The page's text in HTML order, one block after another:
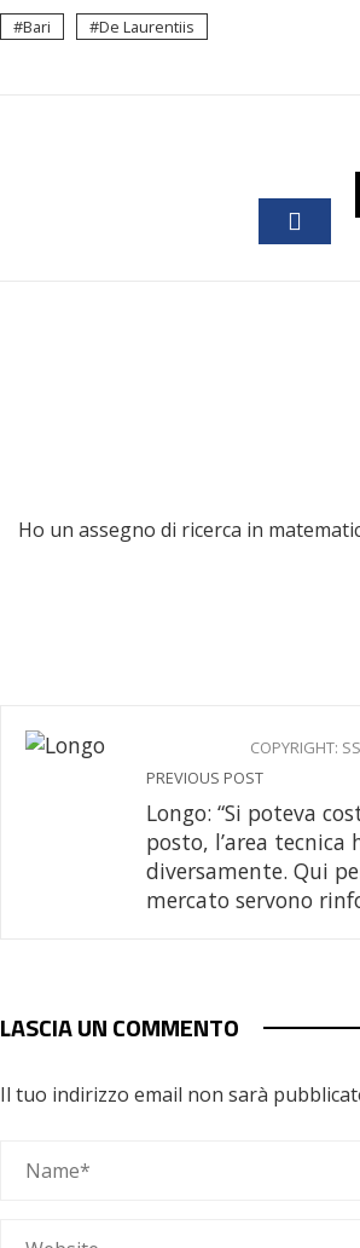
Bari De Laurentiis
Ho un assegno di ricerca in
COPYRIGHT:
PREVIOUS POST
Longo: “Si poteva
posto, l’area tecnica
diversamente. Qui
mercato servono
LASCIA UN COMMENTO
Il tuo indirizzo email non sarà